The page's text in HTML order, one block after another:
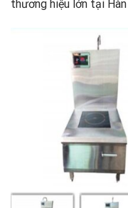
thương hiệu lớn tại